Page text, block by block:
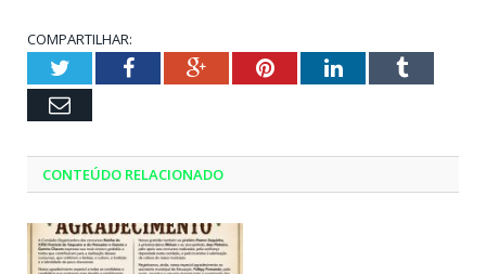
COMPARTILHAR:
TwitterFacebookGoogle+PinterestLinkedInTumblr
Email
CONTEÚDO RELACIONADO